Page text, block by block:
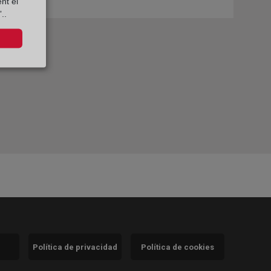
Política de privacidad Política de cookies